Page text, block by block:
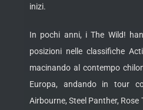
inizi.
In pochi anni, i The Wild!
posizioni nelle classifiche
macinando al contempo
Europa, andando in tour
Airbourne, Steel Panther,